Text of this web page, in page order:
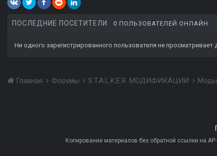
ПОСЛЕДНИЕ ПОСЕТИТЕЛИ 0 ПОЛЬЗОВАТЕЛЕЙ ОНЛАЙН
Ни одного зарегистрированного пользователя не просматривает
Главная Форумы S.T.A.L.K.E.R. МОДИФИКАЦИИ
Копирование материалов без обратной ссылки на